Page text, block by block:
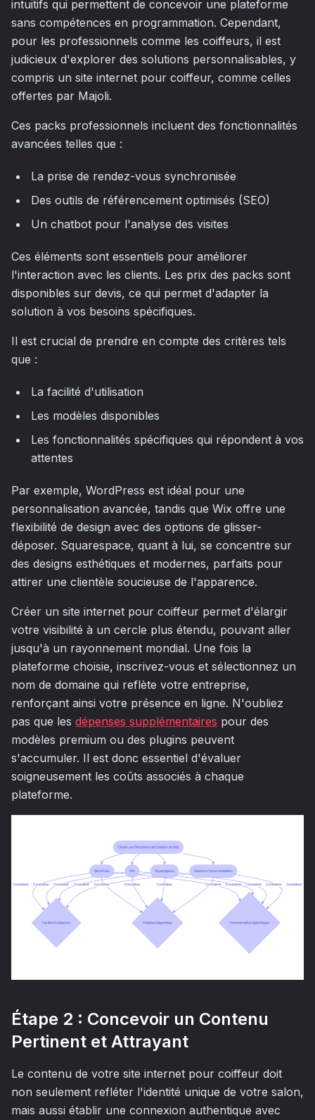
intuitifs qui permettent de concevoir une plateforme
sans compétences en programmation. Cependant,
pour les professionnels comme les coiffeurs, il est
judicieux d'explorer des solutions personnalisables, y
compris un site internet pour coiffeur, comme celles
offertes par Majoli.
Ces packs professionnels incluent des fonctionnalités
avancées telles que :
La prise de rendez-vous synchronisée
Des outils de référencement optimisés (SEO)
Un chatbot pour l'analyse des visites
Ces éléments sont essentiels pour améliorer
l'interaction avec les clients. Les prix des packs sont
disponibles sur devis, ce qui permet d'adapter la
solution à vos besoins spécifiques.
Il est crucial de prendre en compte des critères tels
que :
La facilité d'utilisation
Les modèles disponibles
Les fonctionnalités spécifiques qui répondent à vos
attentes
Par exemple, WordPress est idéal pour une
personnalisation avancée, tandis que Wix offre une
flexibilité de design avec des options de glisser-
déposer. Squarespace, quant à lui, se concentre sur
des designs esthétiques et modernes, parfaits pour
attirer une clientèle soucieuse de l'apparence.
Créer un site internet pour coiffeur permet d'élargir
votre visibilité à un cercle plus étendu, pouvant aller
jusqu'à un rayonnement mondial. Une fois la
plateforme choisie, inscrivez-vous et sélectionnez un
nom de domaine qui reflète votre entreprise,
renforçant ainsi votre présence en ligne. N'oubliez
pas que les dépenses supplémentaires pour des
modèles premium ou des plugins peuvent
s'accumuler. Il est donc essentiel d'évaluer
soigneusement les coûts associés à chaque
plateforme.
Étape 2 : Concevoir un Contenu
Pertinent et Attrayant
Le contenu de votre site internet pour coiffeur doit
non seulement refléter l'identité unique de votre salon,
mais aussi établir une connexion authentique avec